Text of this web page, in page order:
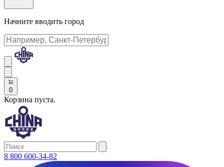
Начните вводить город
0
Корзина пуста.
8 800 600-34-82